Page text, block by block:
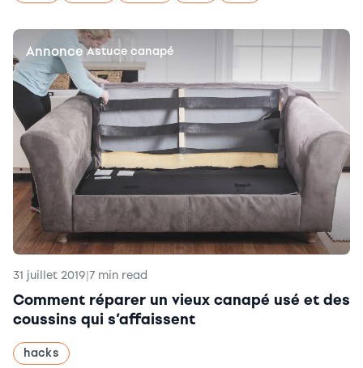
Annonce|Astuce canapé
31 juillet 2019|7 min read
Comment réparer un vieux canapé usé et des
coussins qui s’affaissent
hacks